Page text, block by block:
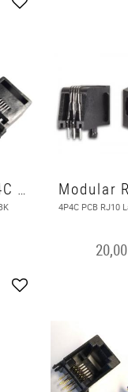
Add to favorites
Modular 8P4C - BK
Add to favorites
20,00